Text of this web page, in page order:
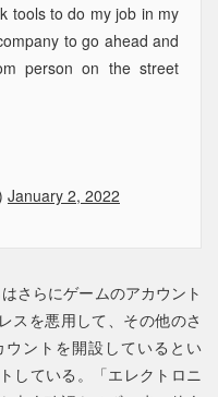
tools to do my job in my
to go ahead and
person on the street
January 2, 2022
さらにゲームのアカウント
スを悪用して、その他のさ
ントを開設しているとい
している。「エレクトロニ